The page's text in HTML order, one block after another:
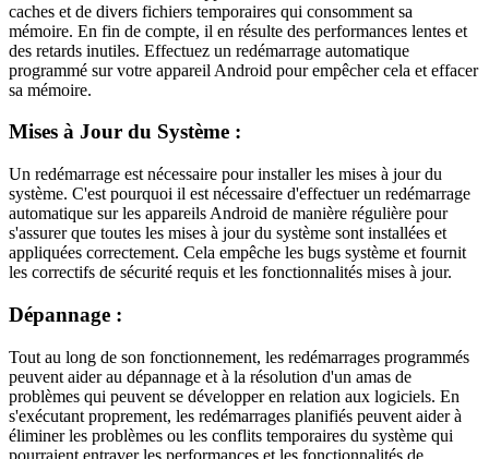
caches et de divers fichiers temporaires qui consomment sa
mémoire. En fin de compte, il en résulte des performances lentes et
des retards inutiles. Effectuez un redémarrage automatique
programmé sur votre appareil Android pour empêcher cela et effacer
sa mémoire.
Mises à Jour du Système :
Un redémarrage est nécessaire pour installer les mises à jour du
système. C'est pourquoi il est nécessaire d'effectuer un redémarrage
automatique sur les appareils Android de manière régulière pour
s'assurer que toutes les mises à jour du système sont installées et
appliquées correctement. Cela empêche les bugs système et fournit
les correctifs de sécurité requis et les fonctionnalités mises à jour.
Dépannage :
Tout au long de son fonctionnement, les redémarrages programmés
peuvent aider au dépannage et à la résolution d'un amas de
problèmes qui peuvent se développer en relation aux logiciels. En
s'exécutant proprement, les redémarrages planifiés peuvent aider à
éliminer les problèmes ou les conflits temporaires du système qui
pourraient entraver les performances et les fonctionnalités de